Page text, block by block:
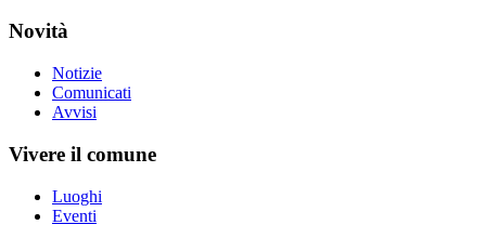
Novità
Notizie
Comunicati
Avvisi
Vivere il comune
Luoghi
Eventi